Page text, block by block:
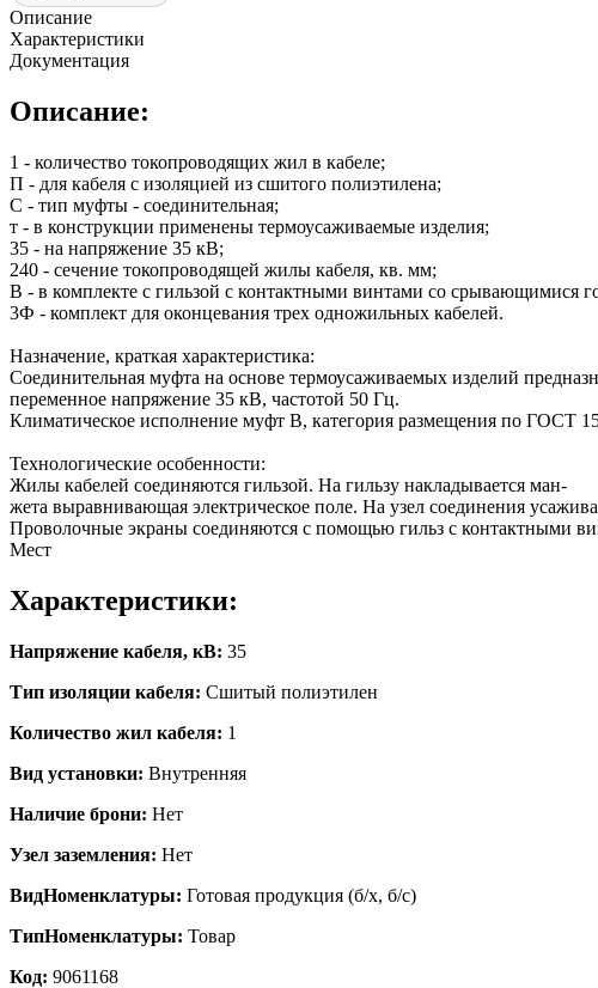
Описание
Характеристики
Документация
Описание:
1 - количество токопроводящих жил в кабеле;
П - для кабеля с изоляцией из сшитого полиэтилена;
С - тип муфты - соединительная;
т - в конструкции применены термоусаживаемые изделия;
35 - на напряжение 35 кВ;
240 - сечение токопроводящей жилы кабеля, кв. мм;
В - в комплекте с гильзой с контактными винтами со срывающимися
3Ф - комплект для оконцевания трех одножильных кабелей.
Назначение, краткая характеристика:
Соединительная муфта на основе термоусаживаемых изделий
переменное напряжение 35 кВ, частотой 50 Гц.
Климатическое исполнение муфт В, категория размещения по ГОСТ
Технологические особенности:
Жилы кабелей соединяются гильзой. На гильзу накладывается ман-
жета выравнивающая электрическое поле. На узел соединения
Проволочные экраны соединяются с помощью гильз с контактными
Мест
Характеристики:
Напряжение кабеля, кВ: 35
Тип изоляции кабеля: Сшитый полиэтилен
Количество жил кабеля: 1
Вид установки: Внутренняя
Наличие брони: Нет
Узел заземления: Нет
ВидНоменклатуры: Готовая продукция (б/х, б/с)
ТипНоменклатуры: Товар
Код: 9061168